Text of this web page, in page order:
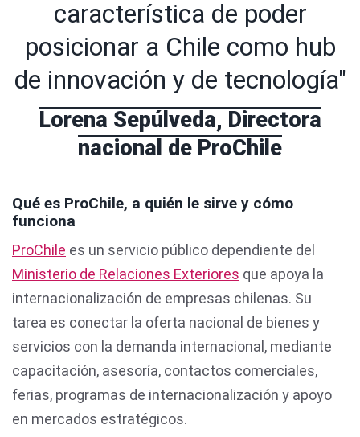
característica de poder
posicionar a Chile como hub
de innovación y de tecnología"
Lorena Sepúlveda, Directora
nacional de ProChile
Qué es ProChile, a quién le sirve y cómo
funciona
ProChile es un servicio público dependiente del
Ministerio de Relaciones Exteriores que apoya la
internacionalización de empresas chilenas. Su
tarea es conectar la oferta nacional de bienes y
servicios con la demanda internacional, mediante
capacitación, asesoría, contactos comerciales,
ferias, programas de internacionalización y apoyo
en mercados estratégicos.